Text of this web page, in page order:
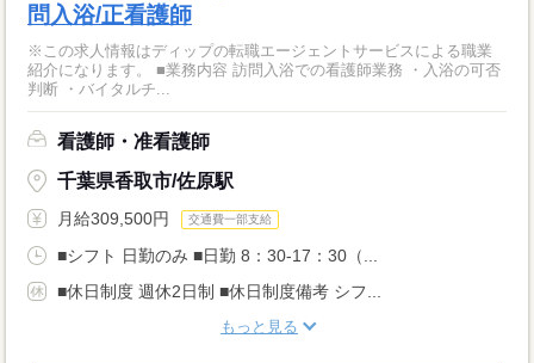
問入浴/正看護師
※この求人情報はディップの転職エージェントサービスによる職業
紹介になります。 ■業務内容 訪問入浴での看護師業務 ・入浴の可否
判断 ・バイタルチ...
看護師・准看護師
千葉県香取市/佐原駅
月給309,500円 交通費一部支給
■シフト 日勤のみ ■日勤 8：30-17：30（...
■休日制度 週休2日制 ■休日制度備考 シフ...
もっと見る